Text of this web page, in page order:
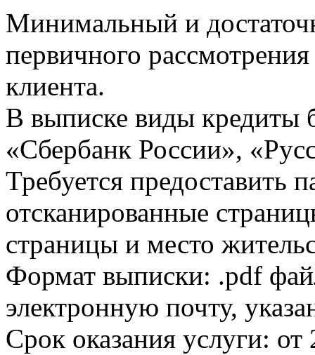
Минимальный и
первичного
клиента.
В выписке виды кредиты
«Сбербанк России»,
Требуется предоставить
отсканированные
страницы и место
Формат выписки: .pdf
электронную почту,
Срок оказания услуги: от